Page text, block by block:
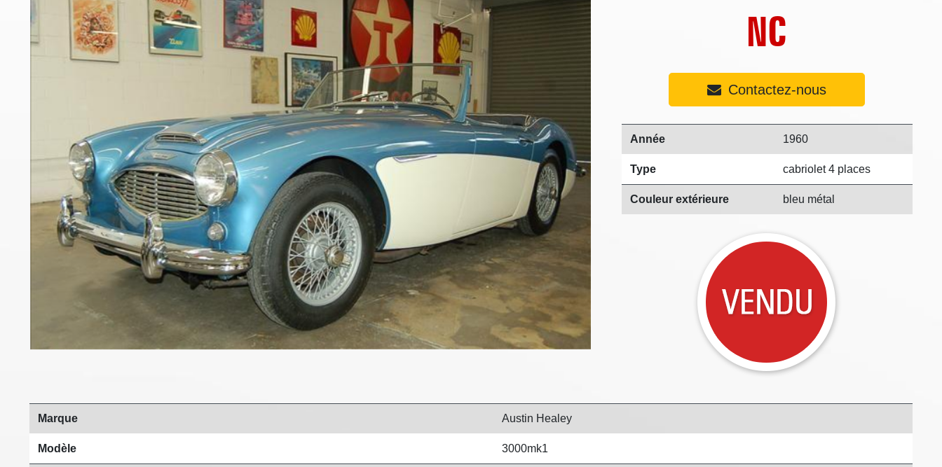
NC
Contactez-nous
Année 1960
Type cabriolet 4 places
Couleur extérieure bleu métal
Marque Austin Healey
Modèle 3000mk1